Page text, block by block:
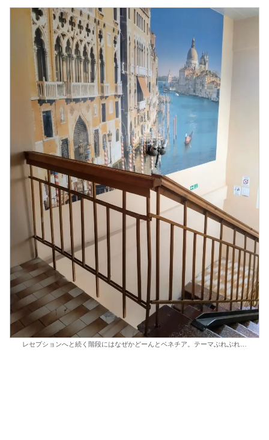
レセプションへと続く階段にはなぜかどーんとベネチア。テーマぶれぶれ…